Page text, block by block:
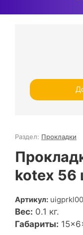
Раздел: Прокладки
kotex 56
Артикул:
Вес: 0.1 кг.
Габариты: